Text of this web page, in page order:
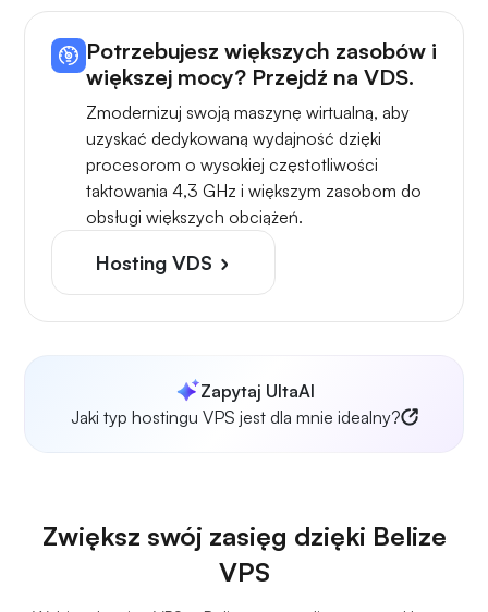
Potrzebujesz większych zasobów i
większej mocy? Przejdź na VDS.
Zmodernizuj swoją maszynę wirtualną, aby
uzyskać dedykowaną wydajność dzięki
procesorom o wysokiej częstotliwości
taktowania 4,3 GHz i większym zasobom do
obsługi większych obciążeń.
Hosting VDS
Zapytaj UltaAI
Jaki typ hostingu VPS jest dla mnie idealny?
Zwiększ swój zasięg dzięki Belize
VPS